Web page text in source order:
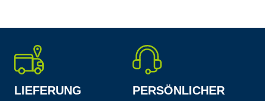
LIEFERUNG
PERSÖNLICHER